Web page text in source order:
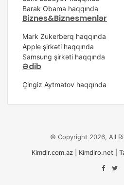
Barak Obama haqqında
Biznes&Biznesmenlər
Mark Zukerberq haqqında
Apple şirkəti haqqında
Samsung şirkəti haqqında
Ədib
Çingiz Aytmatov haqqında
© Copyright 2026, All
Kimdir.com.az| Kimdiro.net